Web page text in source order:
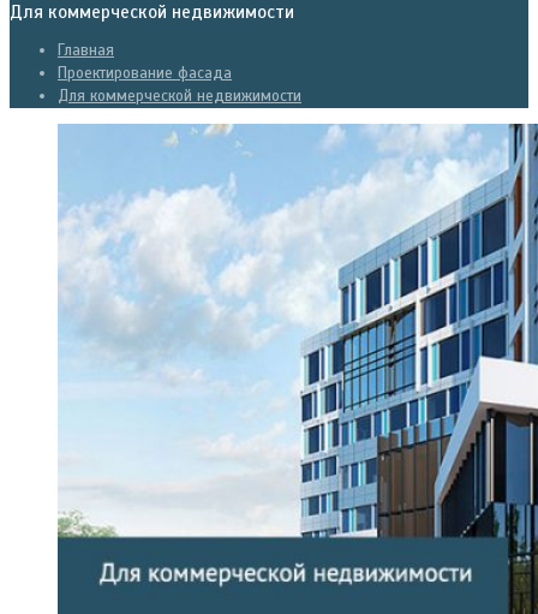
Для коммерческой недвижимости
Главная
Проектирование фасада
Для коммерческой недвижимости